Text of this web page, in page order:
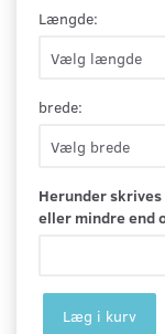
Længde:
brede:
Herunder
eller mindre end
Læg i kurv